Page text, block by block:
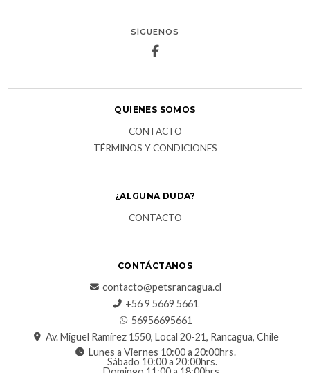
SÍGUENOS
QUIENES SOMOS
CONTACTO
TÉRMINOS Y CONDICIONES
¿ALGUNA DUDA?
CONTACTO
CONTÁCTANOS
contacto@petsrancagua.cl
‪+56 9 5669 5661‬
56956695661‬
Av. Miguel Ramírez 1550, Local 20-21, Rancagua, Chile
Lunes a Viernes 10:00 a 20:00hrs.
Sábado 10:00 a 20:00hrs.